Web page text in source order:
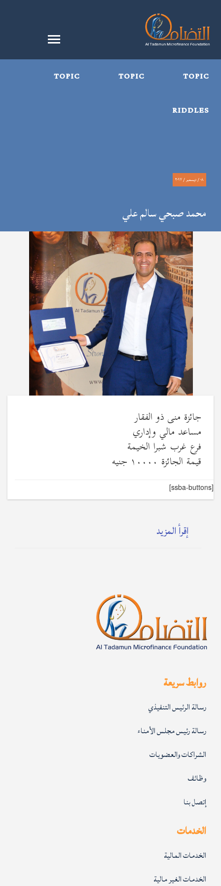
TOPIC
TOPIC
TOPIC
RIDDLES
٠٨ / ديسمبر / ٢٠١٧
محمد صبحي سالم علي
جائزة منى ذو الفقار
مساعد مالي وإداري
فرع غرب شبرا الخيمة
قيمة الجائزة ١٠٠٠٠ جنيه
[ssba-buttons]
إقرأ المزيد
روابط سريعة
رسالة الرئيس التنفيذي
رسالة رئيس مجلس الأمناء
الشراكات والعضويات
وظائف
إتصل بنا
الخدمات
الخدمات المالية
الخدمات الغير مالية